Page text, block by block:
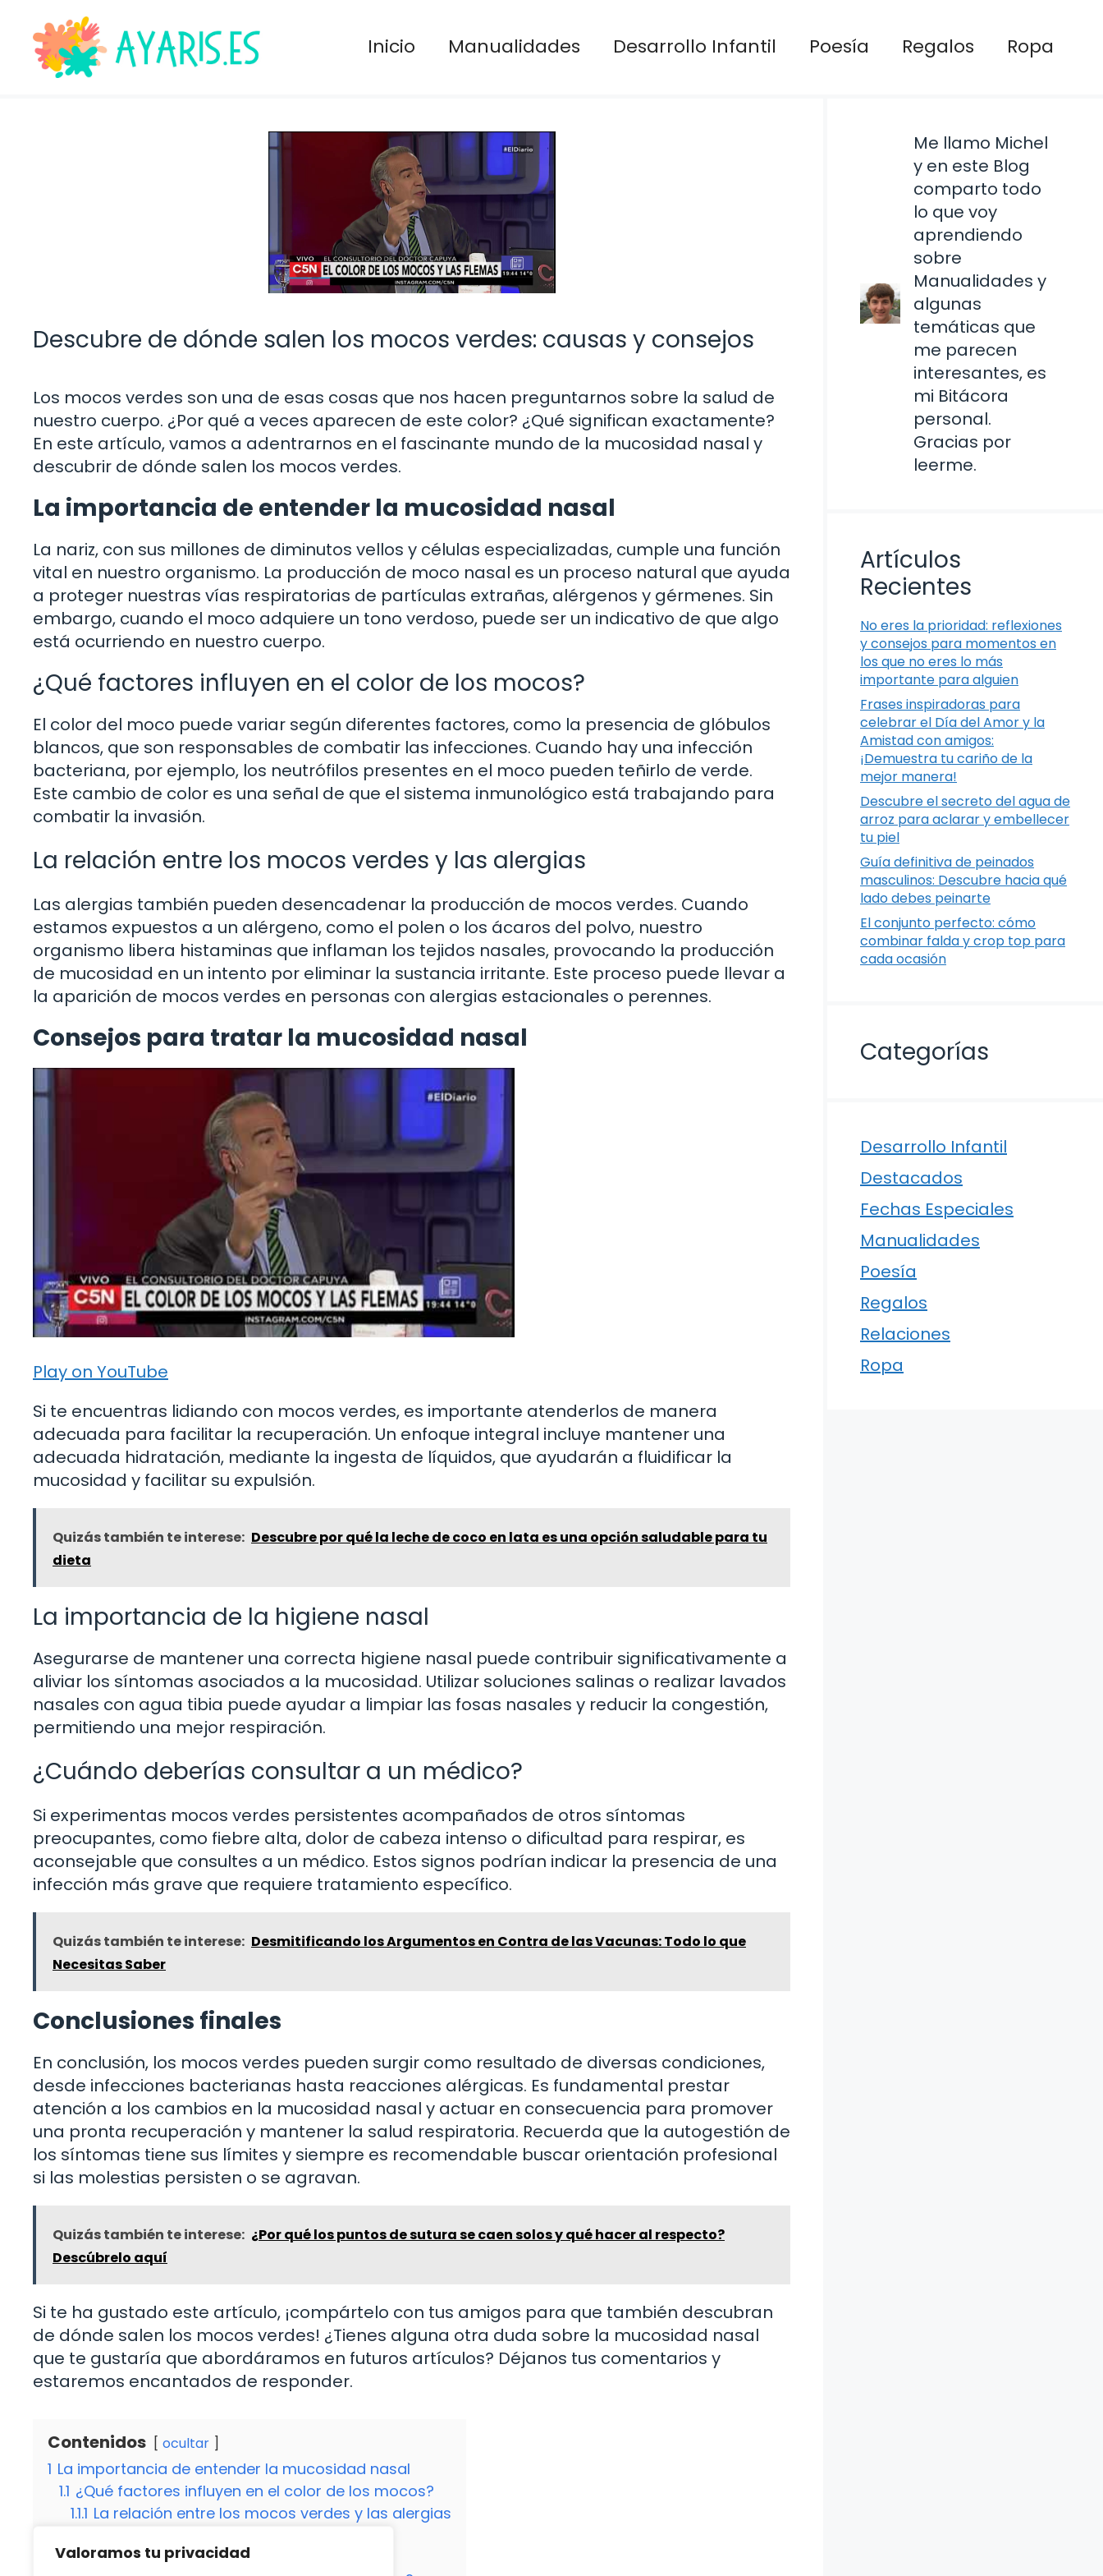
Valoramos tu privacidad
contenido
Inicio Manualidades Desarrollo Infantil Poesía Regalos Ropa
Descubre de dónde salen los mocos verdes: causas y consejos
Los mocos verdes son una de esas cosas que nos hacen preguntarnos sobre la salud de
nuestro cuerpo. ¿Por qué a veces aparecen de este color? ¿Qué significan exactamente?
En este artículo, vamos a adentrarnos en el fascinante mundo de la mucosidad nasal y
descubrir de dónde salen los mocos verdes.
La importancia de entender la mucosidad nasal
La nariz, con sus millones de diminutos vellos y células especializadas, cumple una función
vital en nuestro organismo. La producción de moco nasal es un proceso natural que ayuda
a proteger nuestras vías respiratorias de partículas extrañas, alérgenos y gérmenes. Sin
embargo, cuando el moco adquiere un tono verdoso, puede ser un indicativo de que algo
está ocurriendo en nuestro cuerpo.
¿Qué factores influyen en el color de los mocos?
El color del moco puede variar según diferentes factores, como la presencia de glóbulos
blancos, que son responsables de combatir las infecciones. Cuando hay una infección
bacteriana, por ejemplo, los neutrófilos presentes en el moco pueden teñirlo de verde.
Este cambio de color es una señal de que el sistema inmunológico está trabajando para
combatir la invasión.
La relación entre los mocos verdes y las alergias
Las alergias también pueden desencadenar la producción de mocos verdes. Cuando
estamos expuestos a un alérgeno, como el polen o los ácaros del polvo, nuestro
organismo libera histaminas que inflaman los tejidos nasales, provocando la producción
de mucosidad en un intento por eliminar la sustancia irritante. Este proceso puede llevar a
la aparición de mocos verdes en personas con alergias estacionales o perennes.
Consejos para tratar la mucosidad nasal
Play on YouTube
Si te encuentras lidiando con mocos verdes, es importante atenderlos de manera
adecuada para facilitar la recuperación. Un enfoque integral incluye mantener una
adecuada hidratación, mediante la ingesta de líquidos, que ayudarán a fluidificar la
mucosidad y facilitar su expulsión.
Quizás también te interese: Descubre por qué la leche de coco en lata es una opción saludable para tu
dieta
La importancia de la higiene nasal
Asegurarse de mantener una correcta higiene nasal puede contribuir significativamente a
aliviar los síntomas asociados a la mucosidad. Utilizar soluciones salinas o realizar lavados
nasales con agua tibia puede ayudar a limpiar las fosas nasales y reducir la congestión,
permitiendo una mejor respiración.
¿Cuándo deberías consultar a un médico?
Si experimentas mocos verdes persistentes acompañados de otros síntomas
preocupantes, como fiebre alta, dolor de cabeza intenso o dificultad para respirar, es
aconsejable que consultes a un médico. Estos signos podrían indicar la presencia de una
infección más grave que requiere tratamiento específico.
Quizás también te interese: Desmitificando los Argumentos en Contra de las Vacunas: Todo lo que
Necesitas Saber
Conclusiones finales
En conclusión, los mocos verdes pueden surgir como resultado de diversas condiciones,
desde infecciones bacterianas hasta reacciones alérgicas. Es fundamental prestar
atención a los cambios en la mucosidad nasal y actuar en consecuencia para promover
una pronta recuperación y mantener la salud respiratoria. Recuerda que la autogestión de
los síntomas tiene sus límites y siempre es recomendable buscar orientación profesional
si las molestias persisten o se agravan.
Quizás también te interese: ¿Por qué los puntos de sutura se caen solos y qué hacer al respecto?
Descúbrelo aquí
Si te ha gustado este artículo, ¡compártelo con tus amigos para que también descubran
de dónde salen los mocos verdes! ¿Tienes alguna otra duda sobre la mucosidad nasal
que te gustaría que abordáramos en futuros artículos? Déjanos tus comentarios y
estaremos encantados de responder.
Contenidos ocultar
1 La importancia de entender la mucosidad nasal
1.1 ¿Qué factores influyen en el color de los mocos?
1.1.1 La relación entre los mocos verdes y las alergias
2.1 La importancia de la higiene nasal
Me llamo Michel
y en este Blog
comparto todo
lo que voy
aprendiendo
sobre
Manualidades y
algunas
temáticas que
me parecen
interesantes, es
mi Bitácora
personal.
Gracias por
leerme.
Artículos
Recientes
No eres la prioridad: reflexiones
y consejos para momentos en
los que no eres lo más
importante para alguien
Frases inspiradoras para
celebrar el Día del Amor y la
Amistad con amigos:
¡Demuestra tu cariño de la
mejor manera!
Descubre el secreto del agua de
arroz para aclarar y embellecer
tu piel
Guía definitiva de peinados
masculinos: Descubre hacia qué
lado debes peinarte
El conjunto perfecto: cómo
combinar falda y crop top para
cada ocasión
Categorías
Desarrollo Infantil
Destacados
Fechas Especiales
Manualidades
Poesía
Regalos
Relaciones
Ropa